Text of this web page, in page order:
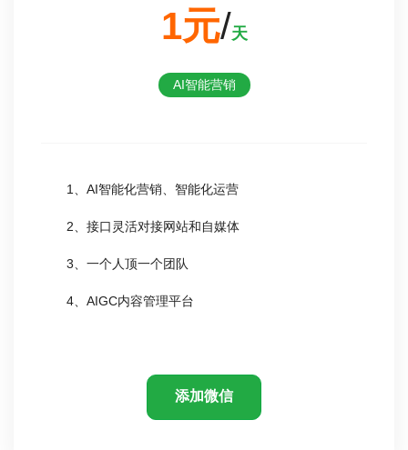
1元/天
AI智能营销
1、AI智能化营销、智能化运营
2、接口灵活对接网站和自媒体
3、一个人顶一个团队
4、AIGC内容管理平台
添加微信